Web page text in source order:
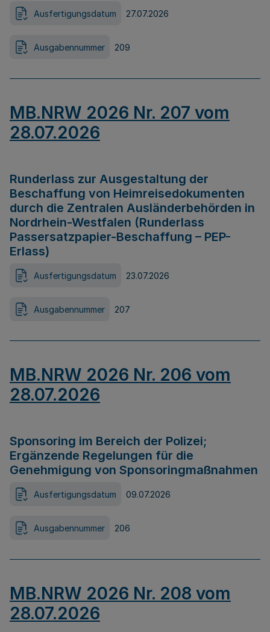
Ausfertigungsdatum 27.07.2026
Ausgabennummer 209
MB.NRW 2026 Nr. 207 vom
28.07.2026
Runderlass zur Ausgestaltung der
Beschaffung von Heimreisedokumenten
durch die Zentralen Ausländerbehörden in
Nordrhein-Westfalen (Runderlass
Passersatzpapier-Beschaffung – PEP-
Erlass)
Ausfertigungsdatum 23.07.2026
Ausgabennummer 207
MB.NRW 2026 Nr. 206 vom
28.07.2026
Sponsoring im Bereich der Polizei;
Ergänzende Regelungen für die
Genehmigung von Sponsoringmaßnahmen
Ausfertigungsdatum 09.07.2026
Ausgabennummer 206
MB.NRW 2026 Nr. 208 vom
28.07.2026